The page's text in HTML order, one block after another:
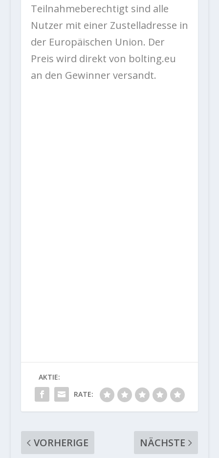
Teilnahmeberechtigt sind alle
Nutzer mit einer Zustelladresse in
der Europäischen Union. Der
Preis wird direkt von bolting.eu
an den Gewinner versandt.
AKTIE:
RATE:
VORHERIGE NÄCHSTE